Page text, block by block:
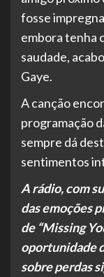
fosse
embora tenha
saudade,
Gaye.
A canção
programação
sempre dá
sentimentos
A rádio, com
das emoções
de “Missing
oportunidade
sobre perdas